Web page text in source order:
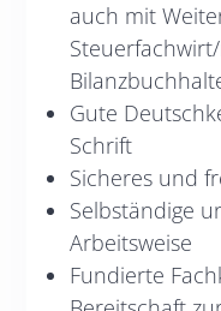
auch mit
Gute
Schrift
Sicheres und
Selbständige
Arbeitsweise
Fundierte